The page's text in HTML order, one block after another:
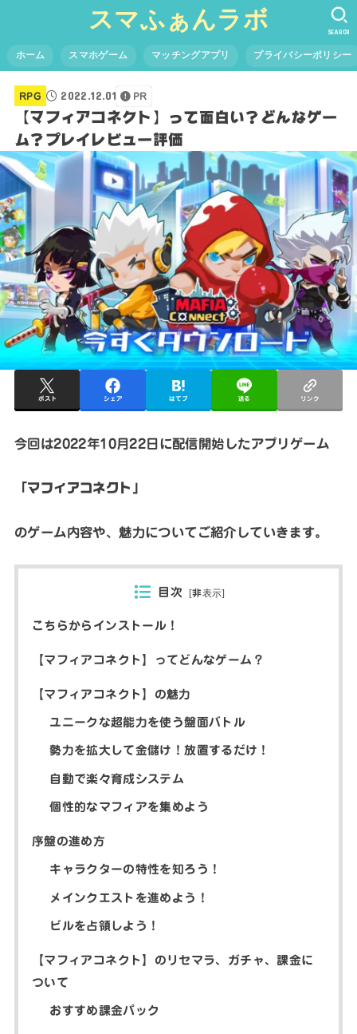
スマふぁんラボ
ホーム スマホゲーム マッチングアプリ プライバシーポリシー
SEARCH
RPG 2022.12.01 PR
【マフィアコネクト】って面白い？どんなゲー
ム？プレイレビュー評価
ポスト シェア はてブ 送る リンク
今回は2022年10月22日に配信開始したアプリゲーム
「マフィアコネクト」
のゲーム内容や、魅力についてご紹介していきます。
目次 [非表示]
こちらからインストール！
【マフィアコネクト】ってどんなゲーム？
【マフィアコネクト】の魅力
ユニークな超能力を使う盤面バトル
勢力を拡大して金儲け！放置するだけ！
自動で楽々育成システム
個性的なマフィアを集めよう
序盤の進め方
キャラクターの特性を知ろう！
メインクエストを進めよう！
ビルを占領しよう！
【マフィアコネクト】のリセマラ、ガチャ、課金に
ついて
おすすめ課金パック